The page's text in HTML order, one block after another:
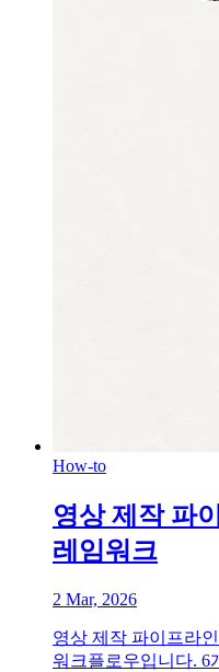
How-to
영상 제작 파
레임워크
2 Mar, 2026
영상 제작 파이프라
워크플로우입니다. 6